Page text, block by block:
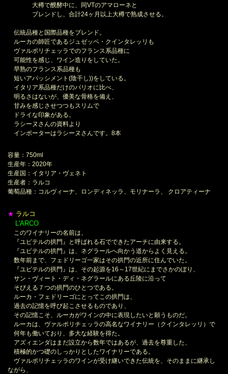
大樽で醗酵中に、同VTのアマローネと
ブレンドし、合計24ヶ月以上大樽で熟成させる。
伝統品種と国際品種をブレンド。
ルーカの師匠であるジュゼッペ・クインタレッリも
ヴァルポリチェッラでのフランス系品種に
可能性を感じ、ワイン造りをしていた。
早熟のフランス系品種も
短いアパッシメント(陰干し))をしている。
イタリア系品種だけのパリオに比べ、
明るさはないが、優美な骨格を備え、
甘みを感じさせつつもスリムで
ドライな印象がある。
ラシーヌさんの資料より
インポーターはラシーヌさんです。8本
容量：750ml
生産年：2020年
生産国：イタリア・ヴェネト
生産者：ラルコ
葡萄品種：コルヴィーナ、ロンディネッラ、モリナーラ、 クロアティーナ
★ ラルコ
L'ARCO
このワイナリーの名前は、
『ユピテルの拱門』と呼ばれる石でできたアーチに由来する。
『ユピテルの拱門』は、ネグラールへ向かう道からよく見える。
数年前まで、フェドリーゴ一家はその拱門の近所に住んでいた。
『ユピテルの拱門』は、その起源を16～17世紀にまでさかのぼり、
サン・ヴィート・ディ・ネグラールにある丘陵に沿って
そびえる７つの拱門のひとつである。
ルーカ・フェドリーゴにとってこの拱門は、
過去の記憶を呼び起こさせるものであり、
その記憶こそ、ルーカがワインの中に表現したいと願うものだ。
ルーカは、ヴァルポリチェッラの高名なワイナリー（クインタレッリ）で
何年も働いており、多大な経験を得た。
アズィエンダはまだ設立から数年ではあるが、過去を尊重した、
積極的かつ礎のしっかりとしたワイナリーである。
ヴァルポリチェッラのワインが受け継いできた伝統を、そのままに継承し
ながら、